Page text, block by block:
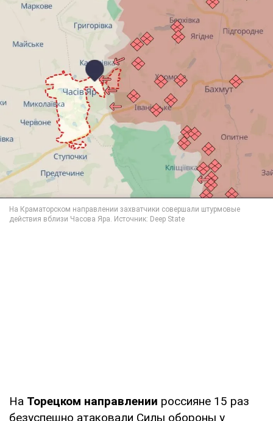
На Торецком направлении россияне 15 раз
безуспешно атаковали Силы обороны у